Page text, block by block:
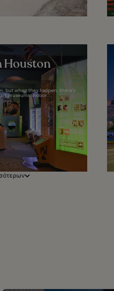
Houston
but when they happen, there's
museums, indoor...